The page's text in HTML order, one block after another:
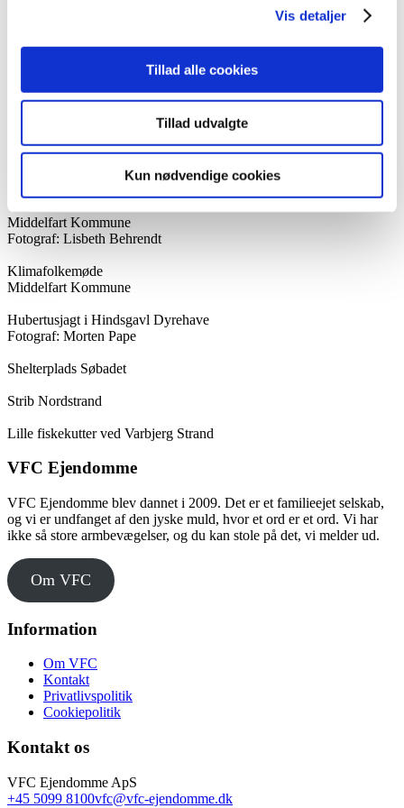
Vis detaljer
Tillad alle cookies
Tillad udvalgte
Kun nødvendige cookies
Middelfart Kommune
Fotograf: Jesper Larsen
Middelfart Kommune
Middelfart Kommune
Middelfart Kommune
Fotograf: Lisbeth Behrendt
Klimafolkemøde
Middelfart Kommune
Hubertusjagt i Hindsgavl Dyrehave
Fotograf: Morten Pape
Shelterplads Søbadet
Strib Nordstrand
Lille fiskekutter ved Varbjerg Strand
VFC Ejendomme
VFC Ejendomme blev dannet i 2009. Det er et familieejet selskab,
og vi er undfanget af den jyske muld, hvor et ord er et ord. Vi har
ikke så store armbevægelser, og du kan stole på det, vi melder ud.
Om VFC
Information
Om VFC
Kontakt
Privatlivspolitik
Cookiepolitik
Kontakt os
VFC Ejendomme ApS
+45 5099 8100vfc@vfc-ejendomme.dk